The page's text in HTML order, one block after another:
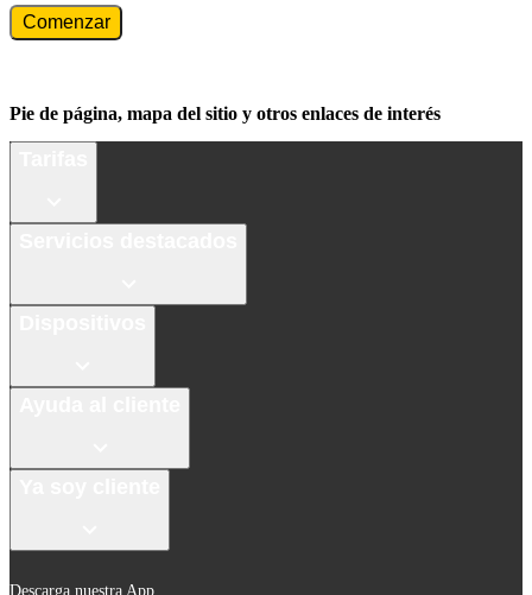
Comenzar
Pie de página, mapa del sitio y otros enlaces de interés
Descarga nuestra App